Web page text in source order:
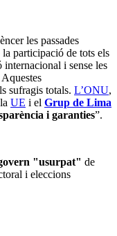
les passades
la participació de tots els
internacional i sense les
sufragis totals. L’ONU,
UE i el Grup de Lima
i garanties”.
"usurpat" de
i eleccions